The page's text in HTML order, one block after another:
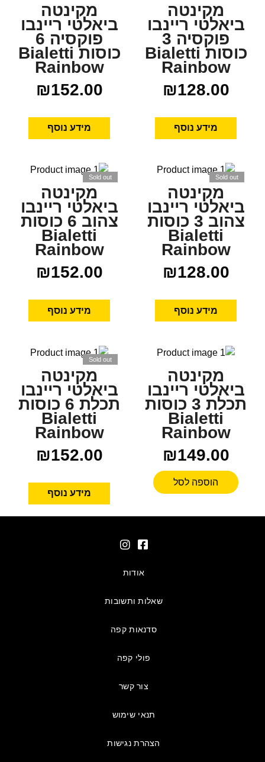
מקינטה
ביאלטי ריינבו
פוקסיה 3
כוסות Bialetti
Rainbow
₪128.00
מידע נוסף
מקינטה
ביאלטי ריינבו
פוקסיה 6
כוסות Bialetti
Rainbow
₪152.00
מידע נוסף
Sold out
מקינטה
ביאלטי ריינבו
צהוב 3 כוסות
Bialetti
Rainbow
₪128.00
מידע נוסף
Sold out
מקינטה
ביאלטי ריינבו
צהוב 6 כוסות
Bialetti
Rainbow
₪152.00
מידע נוסף
מקינטה
ביאלטי ריינבו
תכלת 3 כוסות
Bialetti
Rainbow
₪149.00
הוספה לסל
Sold out
מקינטה
ביאלטי ריינבו
תכלת 6 כוסות
Bialetti
Rainbow
₪152.00
מידע נוסף
אודות
שאלות ותשובות
סדנאות קפה
פולי קפה
צור קשר
תנאי שימוש
הצהרת נגישות